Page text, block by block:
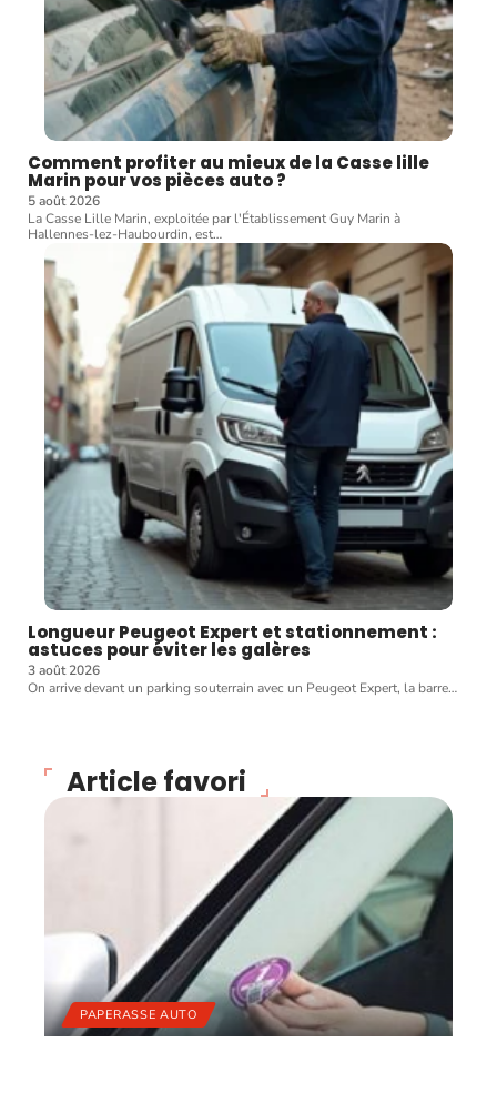
Comment profiter au mieux de la Casse lille
Marin pour vos pièces auto ?
5 août 2026
La Casse Lille Marin, exploitée par l'Établissement Guy Marin à
Hallennes-lez-Haubourdin, est…
Longueur Peugeot Expert et stationnement :
astuces pour éviter les galères
3 août 2026
On arrive devant un parking souterrain avec un Peugeot Expert, la barre…
Article favori
PAPERASSE AUTO